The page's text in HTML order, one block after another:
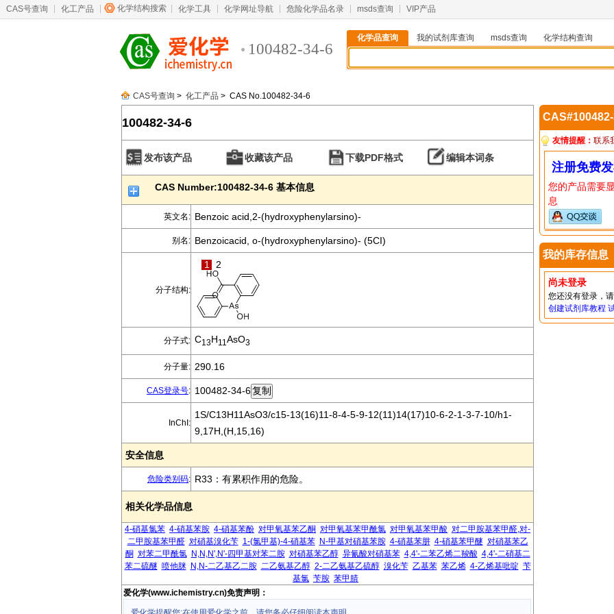
CAS号查询 化工产品 化学结构搜索 化学工具 化学网址导航 危险化学品名录 msds查询 VIP产品
100482-34-6
化学品查询 我的试剂库查询 msds查询
化学结构查询
CAS号查询 > 化工产品 > CAS No.100482-34-6
100482-34-6
发布该产品 收藏该产品 下载PDF格式 编辑本词条
CAS Number:100482-34-6 基本信息
英文名: Benzoic acid,2-(hydroxyphenylarsino)-
别名: Benzoicacid, o-(hydroxyphenylarsino)- (5CI)
分子结构:
1 2
分子式: C13H11 AsO3
分子量: 290.16
CAS登录号: 100482-34-6
InChI:
1S/C13H11AsO3/c15-13(16)11-8-4-5-9-12(11)14(17)10-6-2-1-3-7​-10/h1-
9,17H,(H,15,16)
安全信息
危险类别码: R33：有累积作用的危险。
相关化学品信息
4-硝基氯苯 4-硝基苯胺 4-硝基苯酚 对甲氧基苯乙酮 对甲氧基苯甲酰氯 对甲氧基苯甲酸 对二甲胺基苯甲醛,对-
二甲胺基苯甲醛 对硝基溴化苄 1-(氯甲基)-4-硝基苯 N-甲基对硝基苯胺 4-硝基苯肼 4-硝基苯甲醚 对硝基苯乙
酮 对苯二甲酰氯 N,N,N',N'-四甲基对苯二胺 对硝基苯乙醇 异氰酸对硝基苯 4,4'-二苯乙烯二羧酸 4,4'-二硝基二
苯二硫醚 喷他脒 N,N-二乙基乙二胺 二乙氨基乙醇 2-二乙氨基乙硫醇 溴化苄 乙基苯 苯乙烯 4-乙烯基吡啶 苄
基氯 苄胺 苯甲腈
爱化学(www.ichemistry.cn)免责声明：
友情提醒： 联系
注册免费
您的产品需要
息
我的库存信息
尚未登录
您还没有登录，
创建试剂库教程